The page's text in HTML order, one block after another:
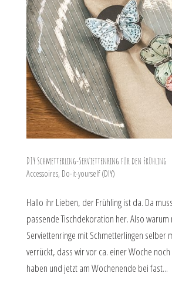
DIY Schmetterling-Serviettenring für den Frühling
Accessoires, Do-it-yourself (DIY)
Hallo ihr Lieben, der Frühling ist da. Da
passende Tischdekoration her. Also warum
Serviettenringe mit Schmetterlingen selber
verrückt, dass wir vor ca. einer Woche
haben und jetzt am Wochenende bei fast...